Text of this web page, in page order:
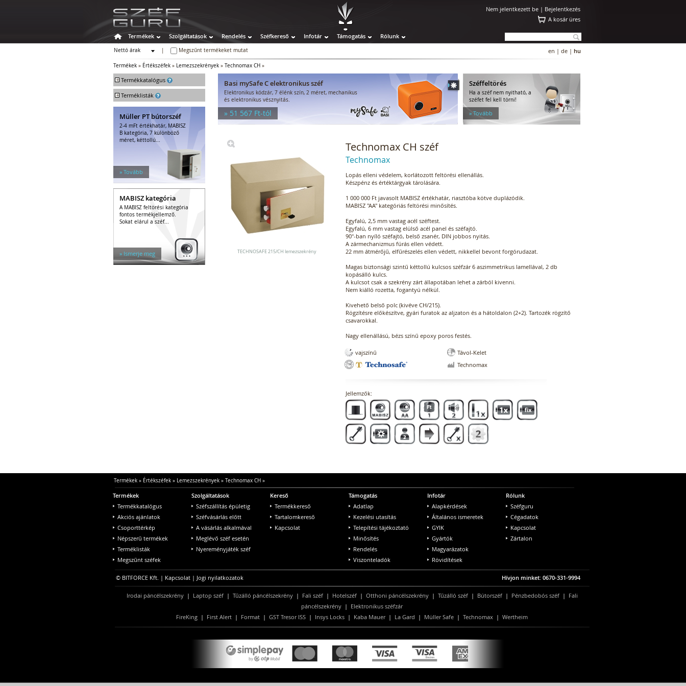
Nem jelentkezett be | Bejelentkezés
A kosár üres
Termékek Szolgáltatások Rendelés Széfkereső Infotár Támogatás Rólunk
Nettó árak
Megszűnt termékeket mutat en | de | hu
Termékek » Értékszéfek » Lemezszekrények » Technomax CH »
+ Termékkatalógus
Széfek
Értékszéfek
Faliszéfek
Padlószéfek
Lemezszekrények
Bedobós értékszéfek
Szuperkasszák
Tűzálló széfek
Speciális széfek
Fegyverszekrények
Hotelszéfek
Széfzárak
Trezorok
+ Terméklisták
Müller PT bútorszéf
2-4 mFt értékhatár, MABISZ
B kategória, 7 különböző
méret, kéttollú...
» Tovább
MABISZ kategória
A MABISZ feltörési kategória
fontos termékjellemző.
Sokat elárul a széf...
» Ismerje meg
Basi mySafe C elektronikus széf
Elektronikus kódzár, 7 élénk szín, 2 méret, mechanikus
és elektronikus vésznyitás.
» 51 567 Ft-tól
Széffeltörés
Ha a széf nem nyitható, a
széfet fel kell törni!
» Tovább
TECHNOSAFE 215/CH lemezszekrény
Technomax CH széf
Technomax
Lopás elleni védelem, korlátozott feltörési ellenállás.
Készpénz és értéktárgyak tárolására.
1 000 000 Ft javasolt MABISZ értékhatár, riasztóba kötve duplázódik.
MABISZ "AA" kategóriás feltörési minősítés.
Egyfalú, 2,5 mm vastag acél széftest.
Egyfalú, 6 mm vastag elülső acél panel és széfajtó.
90°-ban nyíló széfajtó, belső zsanér, DIN jobbos nyitás.
A zármechanizmus fúrás ellen védett.
22 mm átmérőjű, elfűrészelés ellen védett, nikkellel bevont forgórudazat.
Magas biztonsági szintű kéttollú kulcsos széfzár 6 aszimmetrikus lamellával, 2 db
kopásálló kulcs.
A kulcsot csak a szekrény zárt állapotában lehet a zárból kivenni.
Nem kiálló rozetta, fogantyú nélkül.
Kivehető belső polc (kivéve CH/215).
Rögzítésre előkészítve, gyári furatok az aljzaton és a hátoldalon (2+2). Tartozék rögzítő
csavarokkal.
Nagy ellenállású, bézs színű epoxy poros festés.
vajszínű
Távol-Kelet
Technomax
Jellemzők:
Termékek» Értékszéfek» Lemezszekrények» Technomax CH »
Termékek
Termékkatalógus
Akciós ajánlatok
Csoporttérkép
Népszerű termékek
Terméklisták
Megszűnt széfek
Szolgáltatások
Széfszállítás épületig
Széfvásárlás előtt
A vásárlás alkalmával
Meglévő széf esetén
Nyereményjáték széf
Kereső
Termékkereső
Tartalomkereső
Kapcsolat
Támogatás
Adatlap
Kezelési utasítás
Telepítési tájékoztató
Minősítés
Rendelés
Viszonteladók
Infotár
Alapkérdések
Általános ismeretek
GYIK
Gyártók
Magyarázatok
Rövidítések
Rólunk
Széfguru
Cégadatok
Kapcsolat
Zártalon
© BITFORCE Kft. | Kapcsolat | Jogi nyilatkozatok Hívjon minket: 0670-331-9994
Irodai páncélszekrény| Laptop széf| Tűzálló páncélszekrény| Fali széf| Hotelszéf| Otthoni páncélszekrény| Tűzálló széf| Bútorszéf| Pénzbedobós széf| Fali
páncélszekrény | Elektronikus széfzár
FireKing | First Alert | Format | GST Tresor ISS | Insys Locks | Kaba Mauer| La Gard | Müller Safe | Technomax | Wertheim